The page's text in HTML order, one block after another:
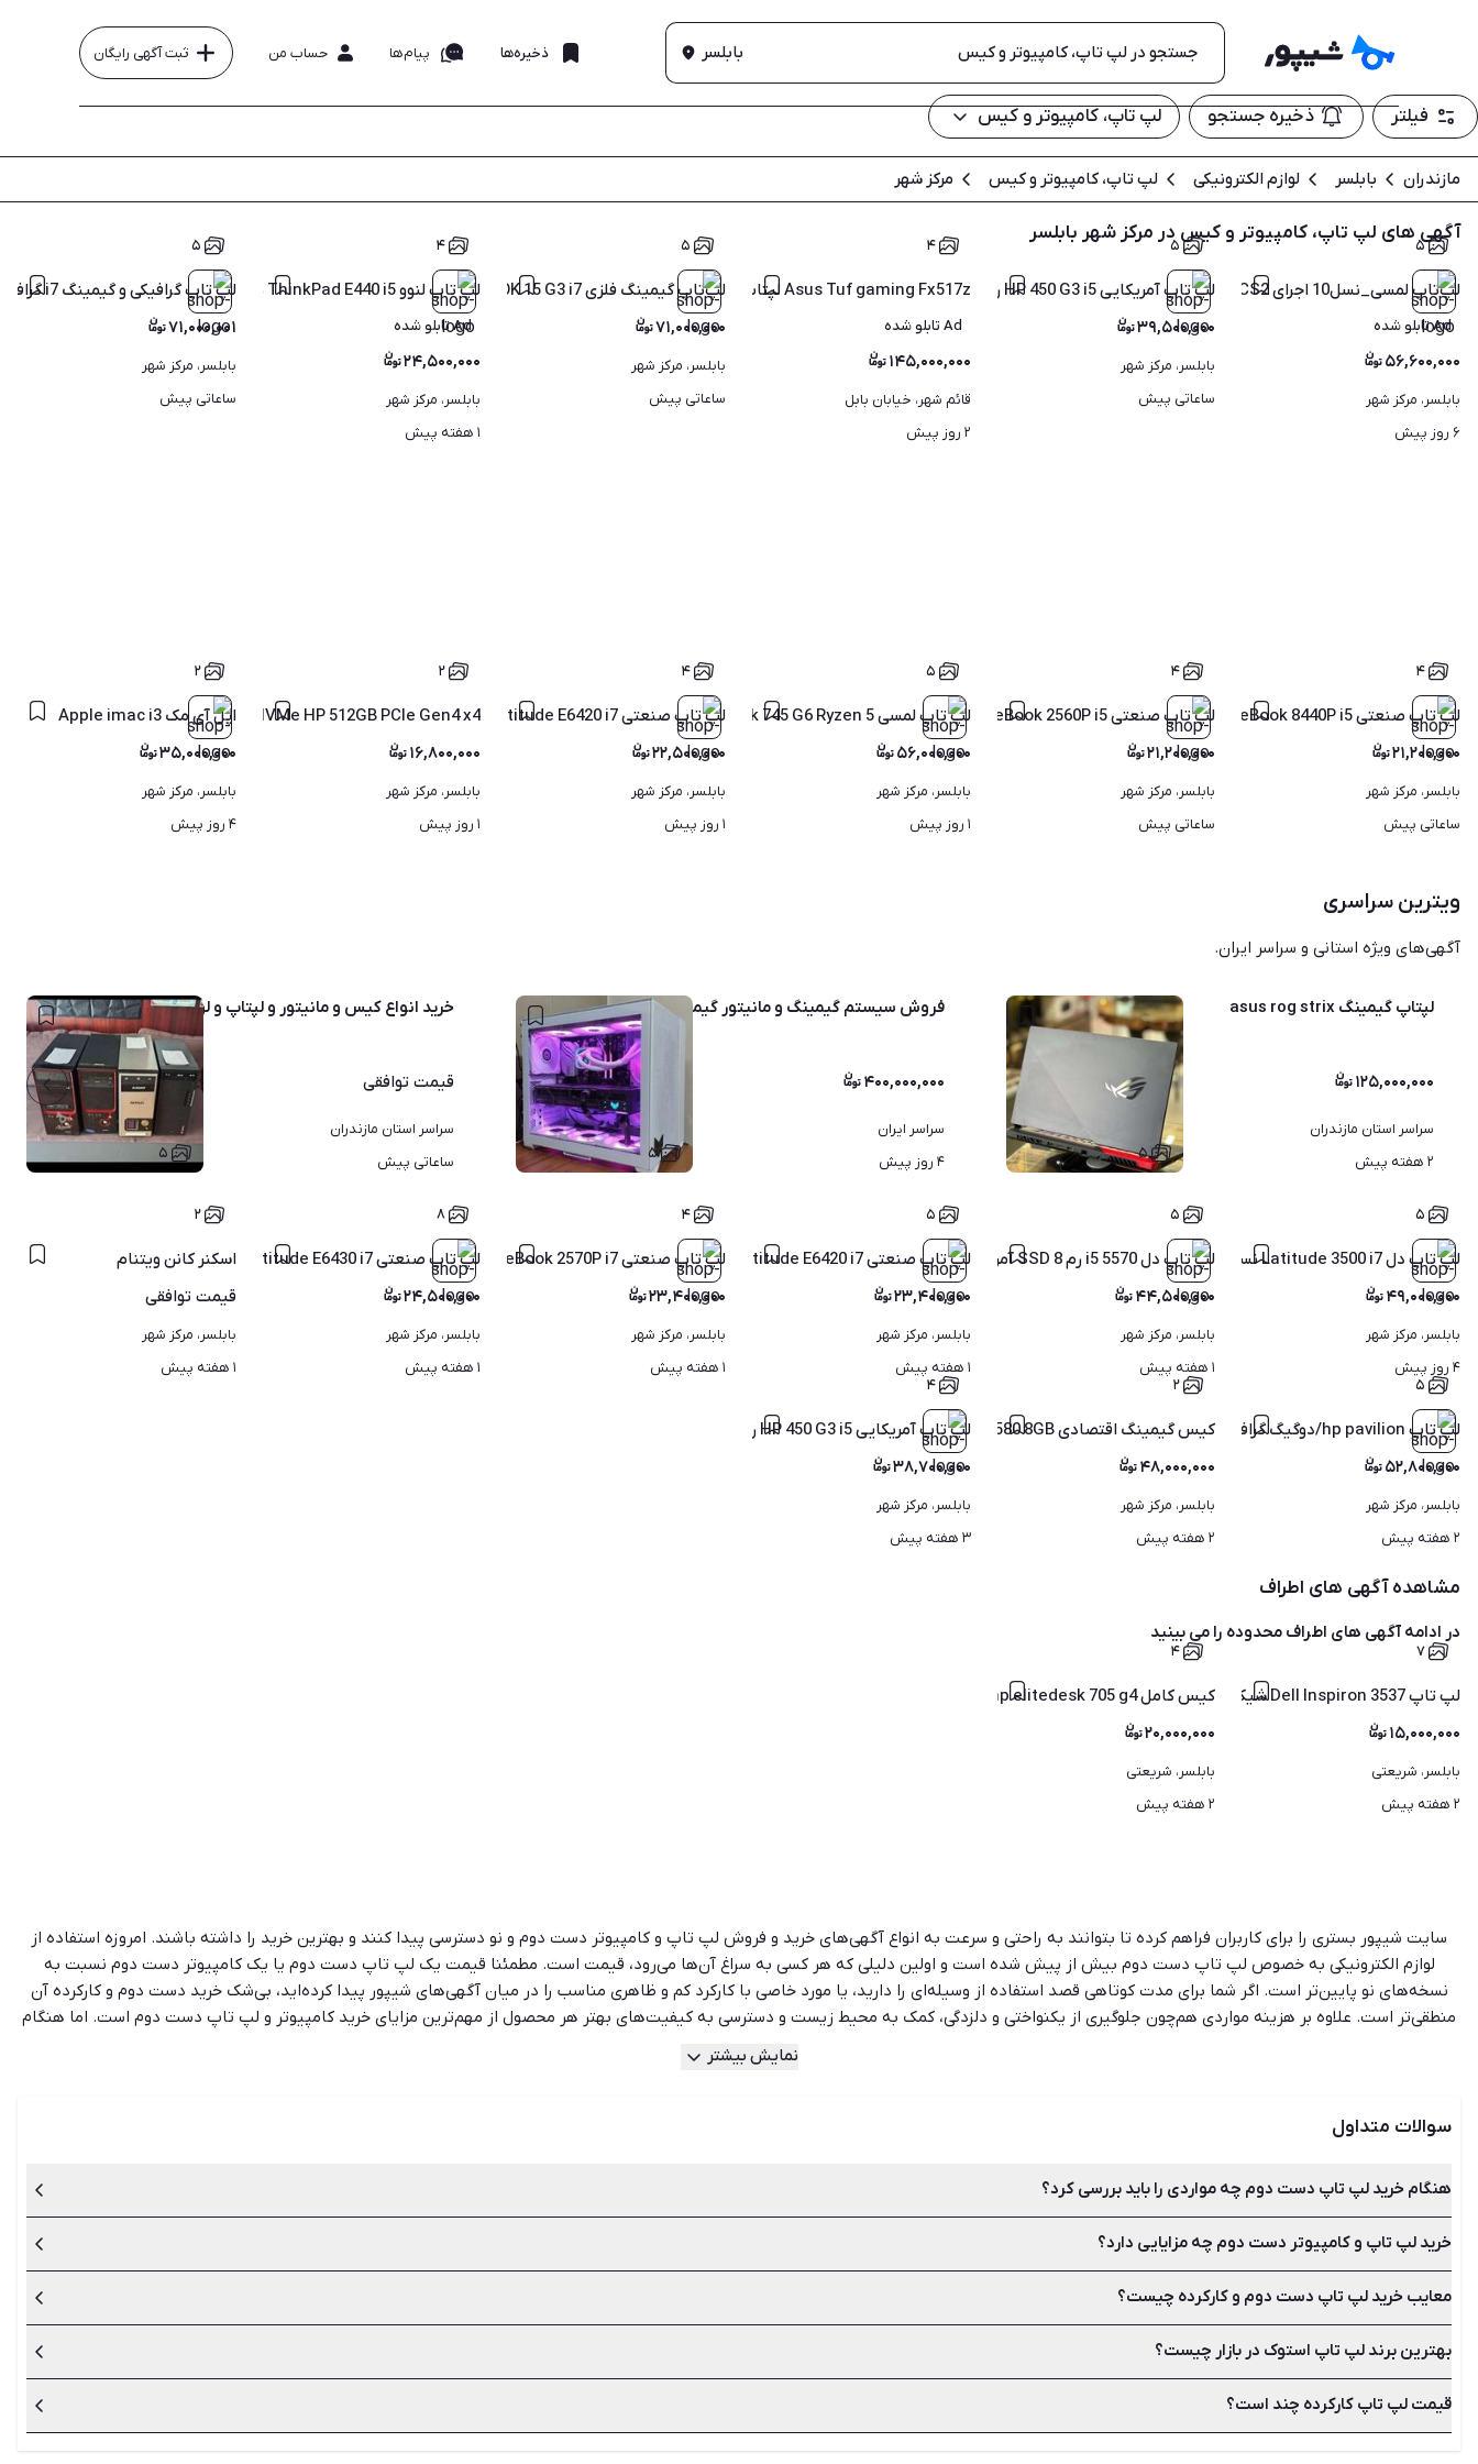
بابلسر ذخیره‌ها پیام‌ها حساب من ثبت آگهی رایگان
فیلتر ذخیره جستجو لپ تاپ، کامپیوتر و کیس
مازندران بابلسر لوازم الکترونیکی لپ تاپ، کامپیوتر و کیس مرکز شهر
آگهی های لپ تاپ، کامپیوتر و کیس در مرکز شهر بابلسر
۵
لپ‌تاپ لمسی_نسل10 اجرای GTA V، pes، CS2 و بازی‌های آنلاین
Ad تابلو شده
۵۶,۶۰۰,۰۰۰
بابلسر، مرکز شهر
۶ روز پیش
۵
لپ تاپ آمریکایی HP 450 G3 i5 رم 8 هارد SSD با گارانتی
۳۹,۵۰۰,۰۰۰
بابلسر، مرکز شهر
ساعاتی پیش
۴
Asus Tuf gaming Fx517z لپتاپ گیمینگ درحد
Ad تابلو شده
۱۴۵,۰۰۰,۰۰۰
قائم شهر، خیابان بابل
۲ روز پیش
۵
لپ‌تاپ گیمینگ فلزی HP ZBOOK 15 G3 i7 رم 16 گرید ++A
۷۱,۰۰۰,۰۰۰
بابلسر، مرکز شهر
ساعاتی پیش
۴
لپ تاپ لنوو ThinkPad E440 i5 هارد 500 با گارانتی
Ad تابلو شده
۲۴,۵۰۰,۰۰۰
بابلسر، مرکز شهر
۱ هفته پیش
۵
لپ تاپ گرافیکی و گیمینگ i7 گرافیک4 باگارانتی
۷۱,۰۰۰,۰۰۱
بابلسر، مرکز شهر
ساعاتی پیش
۴
لپ تاپ صنعتی HP EliteBook 8440P i5 هارد 500 با گارانتی
۲۱,۲۰۰,۰۰۰
بابلسر، مرکز شهر
ساعاتی پیش
۴
لپ تاپ صنعتی HP EliteBook 2560P i5 هارد 500 با گارانتی
۲۱,۲۰۰,۰۰۰
بابلسر، مرکز شهر
ساعاتی پیش
۵
لپ تاپ لمسی HP EliteBook 745 G6 Ryzen 5 رم 8 SSD با گارانتی
۵۶,۰۰۰,۰۰۰
بابلسر، مرکز شهر
۱ روز پیش
۴
لپ تاپ صنعتی Dell Latitude E6420 i7 هارد 500 با گارانتی
۲۲,۵۰۰,۰۰۰
بابلسر، مرکز شهر
۱ روز پیش
۲
SSD NVMe HP 512GB PCIe Gen4 x4 (ساخت مالزی)
۱۶,۸۰۰,۰۰۰
بابلسر، مرکز شهر
۱ روز پیش
۲
اپل آی مک Apple imac i3
۳۵,۰۰۰,۰۰۰
بابلسر، مرکز شهر
۴ روز پیش
ویترین سراسری
آگهی‌های ویژه استانی و سراسر ایران.
۵
لپتاپ گیمینگ asus rog strix
۱۲۵,۰۰۰,۰۰۰
سراسر استان مازندران
۲ هفته پیش
۵
فروش سیستم گیمینگ و مانیتور گیمینگ مناسب استریم
۴۰۰,۰۰۰,۰۰۰
سراسر ایران
۴ روز پیش
۵
خرید انواع کیس و مانیتور و لپتاپ و لوازم الکترونیکی خراب
قیمت توافقی
سراسر استان مازندران
ساعاتی پیش
۵
لپ تاپ دل Latitude 3500 i7 نسل 8 رم 8 گرافیک 2 با گارانتی
۴۹,۰۰۰,۰۰۰
بابلسر، مرکز شهر
۴ روز پیش
۵
لپ تاپ دل 5570 i5 رم 8 SSD آمریکایی با گارانتی
۴۴,۵۰۰,۰۰۰
بابلسر، مرکز شهر
۱ هفته پیش
۵
لپ تاپ صنعتی Dell Latitude E6420 i7 هارد 500 با گارانتی
۲۳,۴۰۰,۰۰۰
بابلسر، مرکز شهر
۱ هفته پیش
۴
لپ تاپ صنعتی HP EliteBook 2570P i7 چهار هسته‌ای با گارانتی
۲۳,۴۰۰,۰۰۰
بابلسر، مرکز شهر
۱ هفته پیش
۸
لپ تاپ صنعتی Dell Latitude E6430 i7 هارد 500 با گارانتی
۲۴,۵۰۰,۰۰۰
بابلسر، مرکز شهر
۱ هفته پیش
۲
اسکنر کانن ویتنام
قیمت توافقی
بابلسر، مرکز شهر
۱ هفته پیش
۵
لپ تاپ hp pavilion/دوگیگ گرافیک/مهندسی/طراحی جذاب/هارد ssd
۵۲,۸۰۰,۰۰۰
بابلسر، مرکز شهر
۲ هفته پیش
۲
کیس گیمینگ اقتصادی Core i3-8100 + RX 580 8GB
۴۸,۰۰۰,۰۰۰
بابلسر، مرکز شهر
۲ هفته پیش
۴
لپ تاپ آمریکایی HP 450 G3 i5 رم 8 هارد SSD با گارانتی
۳۸,۷۰۰,۰۰۰
بابلسر، مرکز شهر
۳ هفته پیش
مشاهده آگهی های اطراف
در ادامه آگهی های اطراف محدوده را می بینید
۷
لپ تاپ Dell lnspiron 3537 شیک و سالم باگرافیک مجزا
۱۵,۰۰۰,۰۰۰
بابلسر، شریعتی
۲ هفته پیش
۴
کیس کامل hp elitedesk 705 g4
۲۰,۰۰۰,۰۰۰
بابلسر، شریعتی
۲ هفته پیش
سایت شیپور بستری را برای کاربران فراهم کرده تا بتوانند به راحتی و سرعت به انواع آگهی‌های خرید و فروش لپ تاپ و کامپیوتر دست دوم و نو دسترسی پیدا کنند و بهترین خرید را داشته باشند. امروزه استفاده از
لوازم الکترونیکی به خصوص لپ تاپ دست دوم بیش از پیش شده است و اولین دلیلی که هر کسی به سراغ آن‌ها می‌رود، قیمت است. مطمئنا قیمت یک لپ تاپ دست دوم یا یک کامپیوتر دست دوم نسبت به
نسخه‌های نو پایین‌تر است. اگر شما برای مدت کوتاهی قصد استفاده از وسیله‌ای را دارید، یا مورد خاصی با کارکرد کم و ظاهری مناسب را در میان آگهی‌های شیپور پیدا کرده‌اید، بی‌شک خرید دست دوم و کارکرده آن
منطقی‌تر است. علاوه بر هزینه مواردی هم‌چون جلوگیری از یکنواختی و دلزدگی، کمک به محیط زیست و دسترسی به کیفیت‌های بهتر هر محصول از مهم‌ترین مزایای خرید کامپیوتر و لپ تاپ دست دوم است. اما هنگام
خرید وسایل دست دوم الکترونیکی باید نکات زیادی را در نظر داشته باشید. زیرا این کار می‌تواند معایبی هم‌چون استهلاک بالا، خراب‌شدن زودهنگام این وسایل، ظاهر کهنه، نداشتن ضمانت و اطمینان کم‌تر را به همراه
داشته باشد. البته شیپور تنها بستری برای خرید و فروش لپ تاپ دست دوم نبوده و انواع آگهی‌های نو را می‌توانید در آن پیدا کنید.
نمایش بیشتر
سوالات متداول
هنگام خرید لپ تاپ دست دوم چه مواردی را باید بررسی کرد؟
بررسی کیفیت بدنه، نمایشگر، پورت‌ها و اتصالات، صفحه کلید، باتری و تست سخت‌افزار از مواردی است که باید هنگام خرید لپ تاپ دست دوم یا کارکرده در نظر داشته باشید.
خرید لپ تاپ و کامپیوتر دست دوم چه مزایایی دارد؟
کاهش هزینه‌ها و قیمت ارزان‌تر، جلوگیری از یکنواختی و دلزدگی، کمک به محیط زیست و دسترسی به کیفیت‌های بهتر هر محصول از مهم‌ترین مزایای خرید کالای دست دوم است.
معایب خرید لپ تاپ دست دوم و کارکرده چیست؟
استهلاک بالا، خراب‌شدن زودهنگام این وسایل، ظاهر کهنه، نداشتن ضمانت و اطمینان کم‌تر از جمله معایب خرید لپ تاپ کارکرده است.
بهترین برند لپ تاپ استوک در بازار چیست؟
انتخاب برند برای خرید بهترین لپ تاپ دست دوم مسئله مهمی نیست زیرا همه شرکت‌های تولید کننده لپ تاپ، قطعات الکترونیکی خود را از برندهایی مانند اینتل و سامسونگ تهیه می‌کنند. با این حال از
بهترین برندها می‌توان به سونی، ایسوس، اچ پی، اپل، دل و ایسر اشاره کرد.
قیمت لپ تاپ کارکرده چند است؟